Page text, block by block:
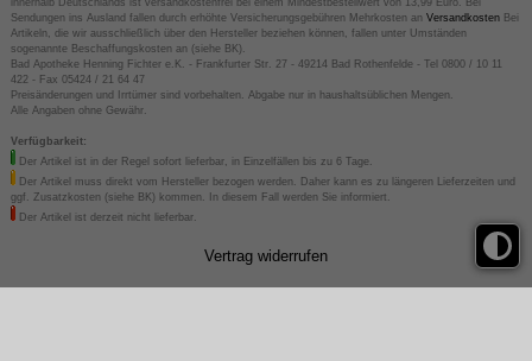
Sendungen ins Ausland fallen durch erhöhte Versicherungsgebühren Mehrkosten an VersandkostenBei
Artikeln, die wir ausschließlich über den Hersteller beziehen können, fallen unter Umständen
sogenannte Beschaffungskosten an (siehe BK).
Bad Apotheke Henning Fichter e.K. - Frankfurter Str. 27 - 49214 Bad Rothenfelde - Tel 0800 / 10 11
422 - Fax 05424 / 21 64 47
Preisänderungen und Irrtümer sind vorbehalten. Abgabe nur in haushaltsüblichen Mengen.
Alle Angaben ohne Gewähr.
Verfügbarkeit:
Der Artikel ist in der Regel sofort lieferbar, in Einzelfällen bis zu 6 Tage.
Der Artikel muss direkt vom Hersteller bezogen werden. Daher kann es zu längeren Lieferzeiten und
ggf. Zusatzkosten (siehe BK) kommen. In diesem Fall werden Sie informiert.
Der Artikel ist derzeit nicht lieferbar.
Vertrag widerrufen